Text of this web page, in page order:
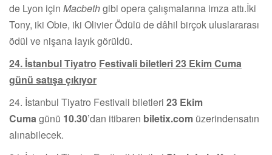
de Lyon için Macbethgibi opera çalışmalarına imza attı.İki
Tony, iki Obie, iki Olivier Ödülü de dâhil birçok uluslararası
ödül ve nişana layık görüldü.
24. İstanbul Tiyatro Festivali biletleri 23 Ekim Cuma
günü satışa çıkıyor
24. İstanbul Tiyatro Festivali biletleri 23 Ekim
Cuma günü 10.30’dan itibaren biletix.com üzerindensatın
alınabilecek.